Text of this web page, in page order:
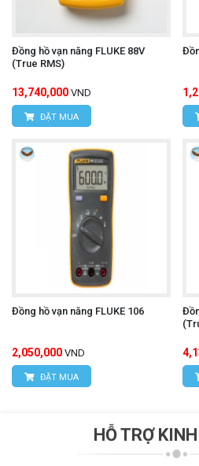
Đồng hồ vạn năng FLUKE 88V
(True RMS)
13,740,000 VND
ĐẶT MUA
Đồng hồ vạn năng FLUKE 106
2,050,000 VND
ĐẶT MUA
HỖ TRỢ